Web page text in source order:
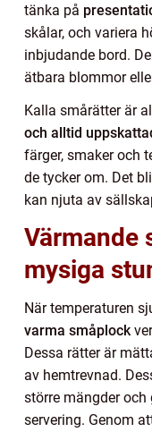
tänka på
skålar, och variera
inbjudande bord.
ätbara blommor
Kalla smårätter är
och alltid
färger, smaker och
de tycker om. Det
kan njuta av
Värmande
mysiga
När temperaturen
varma småplock
Dessa rätter är
av hemtrevnad.
större mängder
servering. Genom